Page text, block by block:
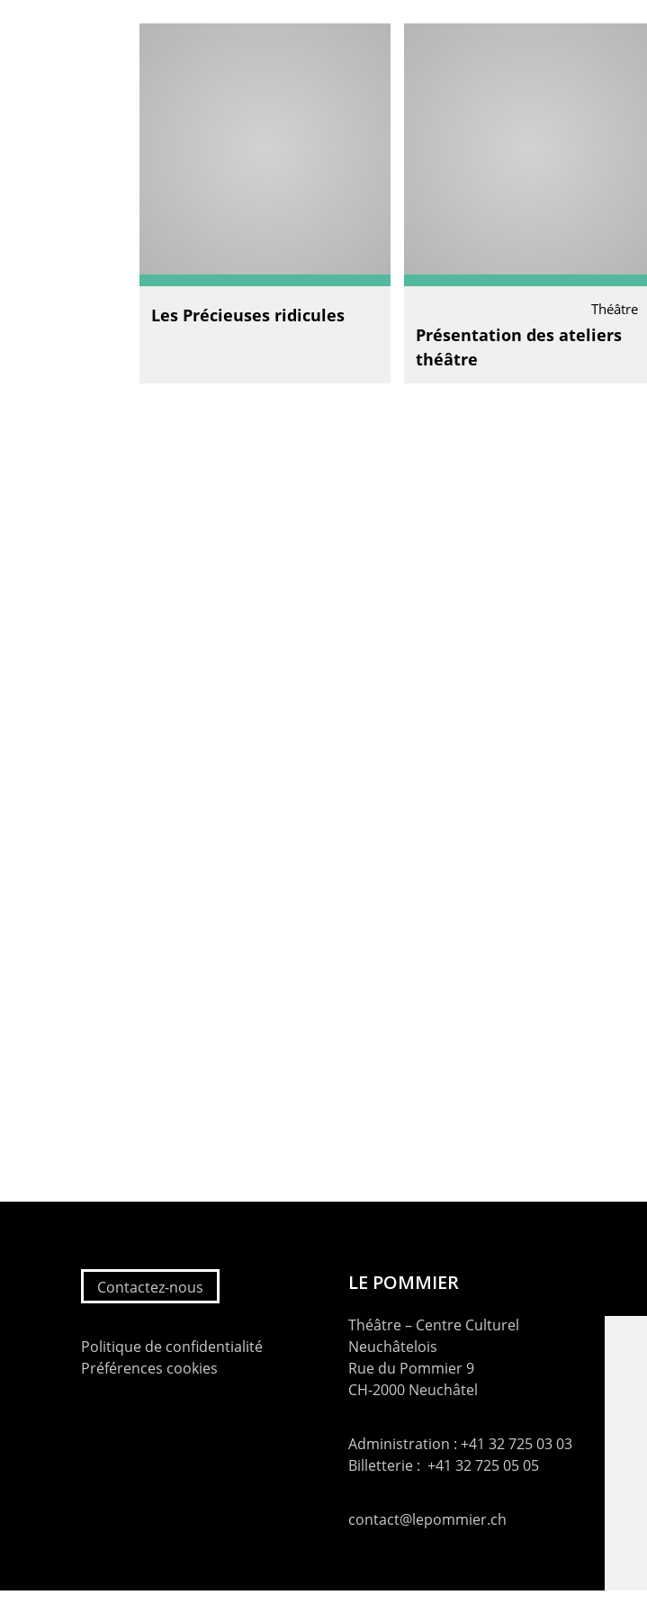
Les Précieuses ridicules Théâtre
Présentation des ateliers
théâtre
Contactez-nous
Politique de confidentialité
Préférences cookies
LE POMMIER
Théâtre – Centre Culturel
Neuchâtelois
Rue du Pommier 9
CH-2000 Neuchâtel
Administration : +41 32 725 03 03
Billetterie : +41 32 725 05 05
contact@lepommier.ch